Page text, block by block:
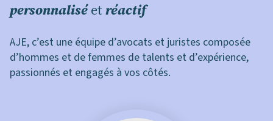
personnaliséetréactif
AJE, c’est une équipe d’avocats et juristes composée
d’hommes et de femmes de talents et d’expérience,
passionnés et engagés à vos côtés.